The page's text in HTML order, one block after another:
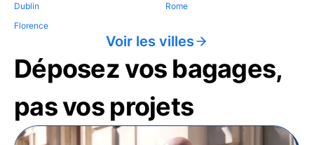
Dublin
Florence
Rome
Voir les villes
Déposez vos bagages,
pas vos projets